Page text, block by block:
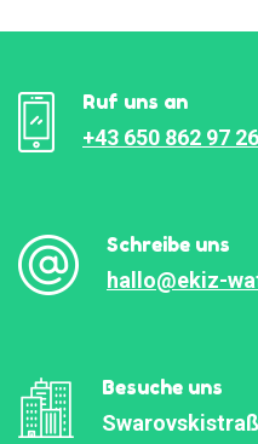
Ruf uns an
+43 650 862 97 26
Schreibe uns
hallo@ekiz-
Besuche uns